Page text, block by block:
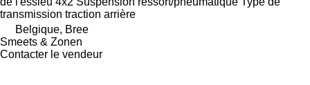
transmission traction arrière
Belgique, Bree
Smeets & Zonen
Contacter le vendeur